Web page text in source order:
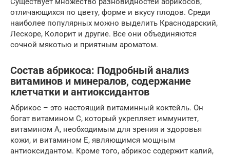
отличающихся по цвету, форме и вкусу плодов. Среди
наиболее популярных можно выделить Краснодарский,
Лескоре, Колорит и другие. Все они объединяются
сочной мякотью и приятным ароматом.
Состав абрикоса: Подробный анализ
витаминов и минералов, содержание
клетчатки и антиоксидантов
Абрикос – это настоящий витаминный коктейль. Он
богат витамином С, который укрепляет иммунитет,
витамином А, необходимым для зрения и здоровья
кожи, и витамином Е, являющимся мощным
антиоксидантом. Кроме того, абрикос содержит калий,